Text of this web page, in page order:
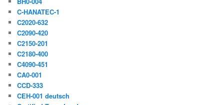
C-HANATEC-1
C2020-632
C2090-420
C2150-201
C2180-400
C4090-451
CA0-001
CCD-333
CEH-001 deutsch